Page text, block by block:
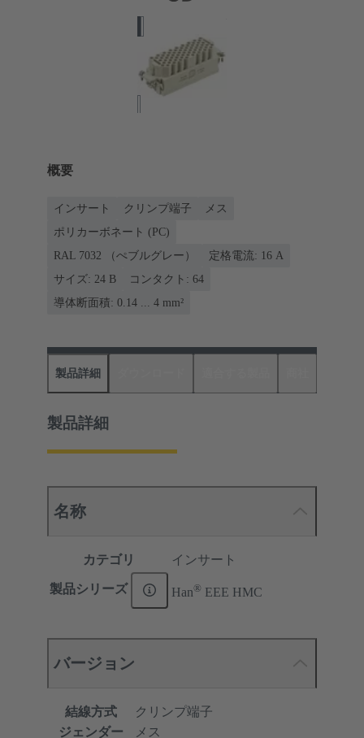
概要
インサート クリンプ端子
メス
ポリカーボネート (PC)
RAL 7032 （ぺブルグレー）
定格電流: ‌16 A
サイズ: 24 B
コンタクト: 64
導体断面積: 0.14 ... 4 mm²
製品詳細
製品詳細
名称
カテゴリ インサート
製品シリーズ Han® EEE HMC
バージョン
結線方式
クリンプ端子
ジェンダー
メス